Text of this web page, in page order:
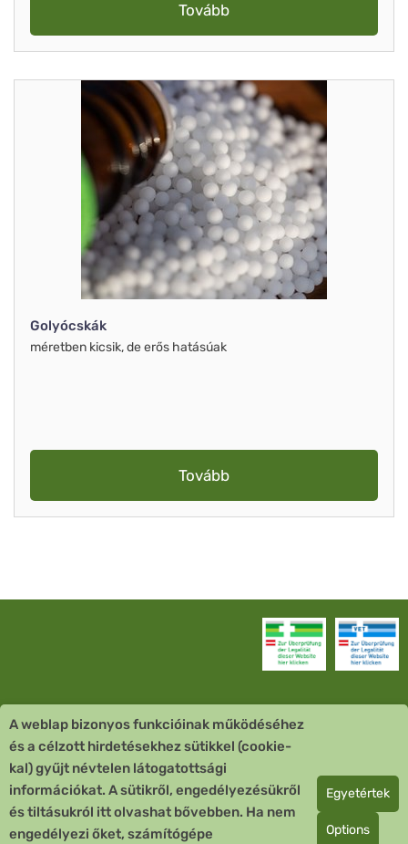
Tovább
Golyócskák
méretben kicsik, de erős hatásúak
Tovább
Vevőszolgálat
Quick Links
Fizetési mód
A weblap bizonyos funkcióinak működéséhez
és a célzott hirdetésekhez sütikkel (cookie-
kal) gyűjt névtelen látogatottsági
információkat. A sütikről, engedélyezésükről
és tiltásukról itt olvashat bővebben. Ha nem
engedélyezi őket, számítógépe
Egyetértek
Options